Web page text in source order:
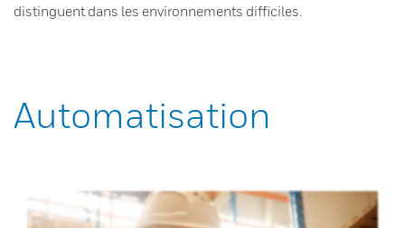
distinguent dans les environnements difficiles.
Automatisation